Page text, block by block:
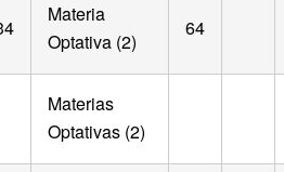
Materia
Optativa (2)
64
Materias
Optativas (2)